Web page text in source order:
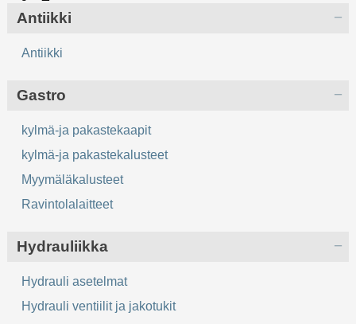
Antiikki
Antiikki
Gastro
kylmä-ja pakastekaapit
kylmä-ja pakastekalusteet
Myymäläkalusteet
Ravintolalaitteet
Hydrauliikka
Hydrauli asetelmat
Hydrauli ventiilit ja jakotukit